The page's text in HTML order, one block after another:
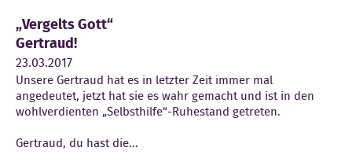
„Vergelts Gott“
Gertraud!
23.03.2017
Unsere Gertraud hat es in letzter Zeit immer mal
angedeutet, jetzt hat sie es wahr gemacht und ist in den
wohlverdienten „Selbsthilfe“-Ruhestand getreten.
Gertraud, du hast die...